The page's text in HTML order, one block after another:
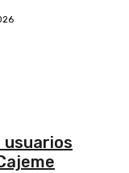
usuarios